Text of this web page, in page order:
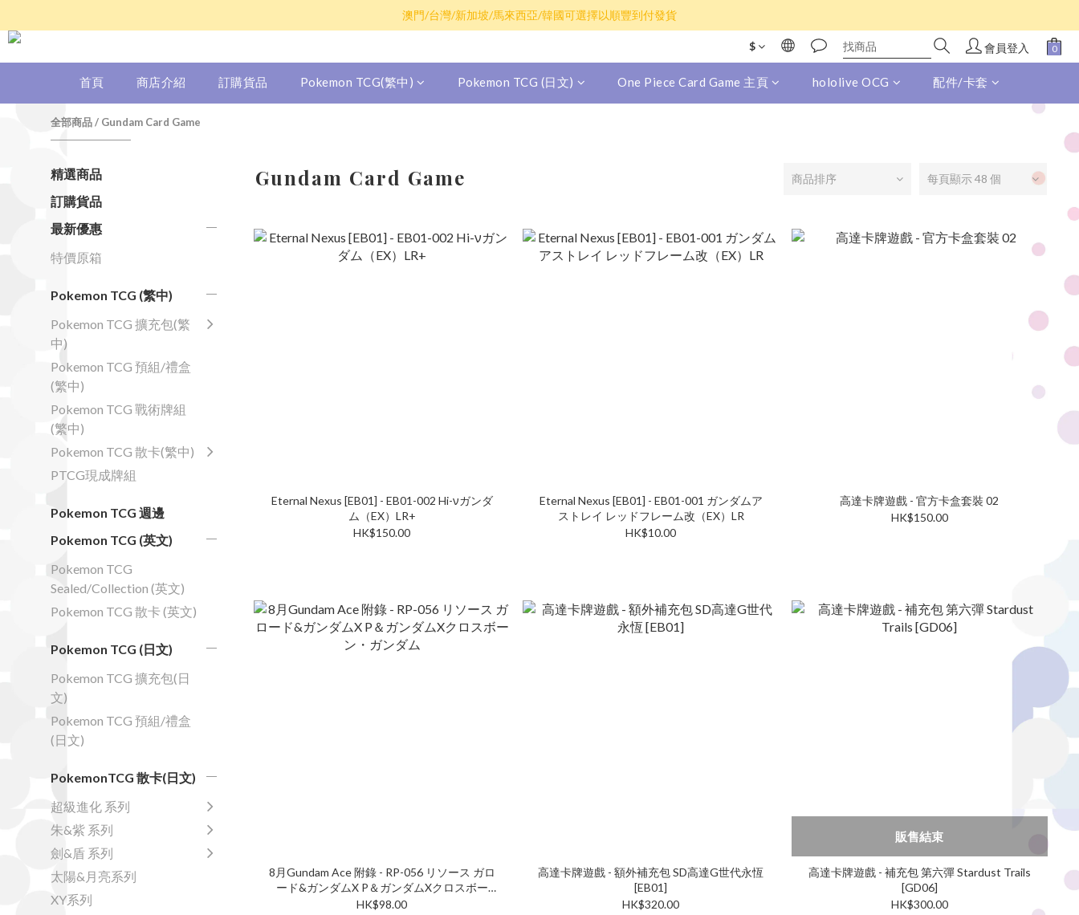
散卡買滿$100包平郵，全部產品買滿$800包順豐(香港境內)
澳門/台灣/新加坡/馬來西亞/韓國可選擇以順豐到付發貨
$ 會員登入
首頁 商店介紹 訂購貨品 Pokemon TCG(繁中) Pokemon TCG (日文) One Piece Card Game 主頁 hololive OCG 配件/卡套
全部商品/ Gundam Card Game
精選商品
訂購貨品
最新優惠
特價原箱
Pokemon TCG (繁中)
Pokemon TCG 擴充包(繁
中)
Pokemon TCG 預組/禮盒
(繁中)
Pokemon TCG 戰術牌組
(繁中)
Pokemon TCG 散卡(繁中)
PTCG現成牌組
Pokemon TCG 週邊
Pokemon TCG (英文)
Pokemon TCG
Sealed/Collection (英文)
Pokemon TCG 散卡 (英文)
Pokemon TCG (日文)
Pokemon TCG 擴充包(日
文)
Pokemon TCG 預組/禮盒
(日文)
PokemonTCG 散卡(日文)
超級進化 系列
朱&紫 系列
劍&盾 系列
太陽&月亮系列
XY系列
Gundam Card Game 商品排序 每頁顯示 48 個
Eternal Nexus [EB01] - EB01-002 Hi-νガンダ
ム（EX）LR+
HK$150.00
Eternal Nexus [EB01] - EB01-001 ガンダムア
ストレイ レッドフレーム改（EX）LR
HK$10.00
高達卡牌遊戲 - 官方卡盒套裝 02
HK$150.00
8月Gundam Ace 附錄 - RP-056 リソース ガロ
ード&ガンダムX P＆ガンダムXクロスボー
ン・ガンダム
HK$98.00
高達卡牌遊戲 - 額外補充包 SD高達G世代永恆
[EB01]
HK$320.00
販售結束
高達卡牌遊戲 - 補充包 第六彈 Stardust Trails
[GD06]
HK$300.00